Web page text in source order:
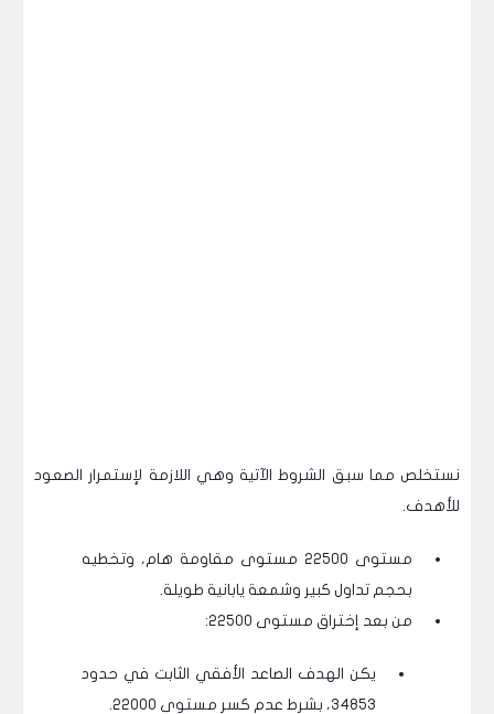
نستخلص مما سبق الشروط الآتية وهي اللازمة لإستمرار الصعود
للأهدف.
مستوى 22500 مستوى مقاومة هام، وتخطيه
بحجم تداول كبير وشمعة يابانية طويلة.
من بعد إختراق مستوى 22500:
يكن الهدف الصاعد الأفقي الثابت في حدود
34853، بشرط عدم كسر مستوى 22000.